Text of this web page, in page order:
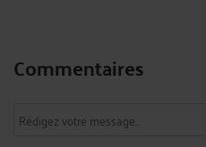
Commentaires